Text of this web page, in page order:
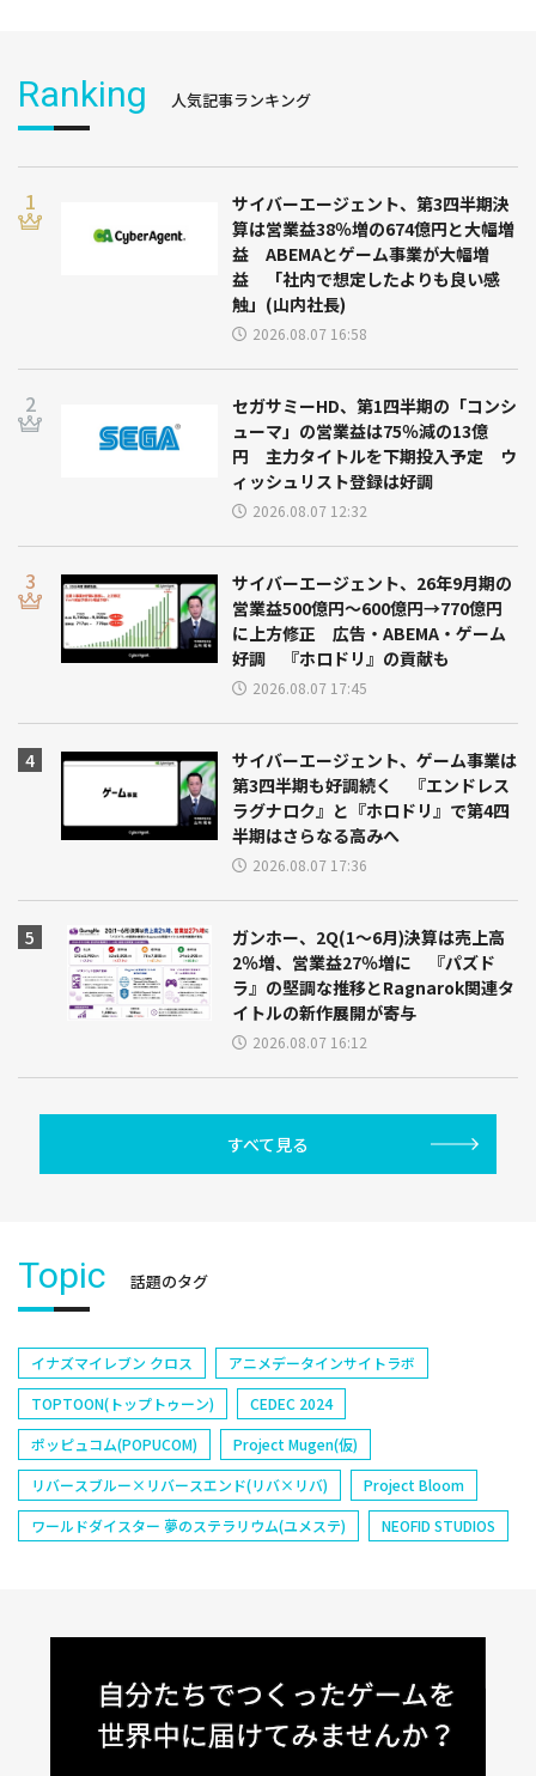
Ranking 人気記事ランキング
サイバーエージェント、第3四半期決
算は営業益38％増の674億円と大幅増
益 ABEMAとゲーム事業が大幅増
益 「社内で想定したよりも良い感
触」(山内社長)
2026.08.07 16:58
セガサミーHD、第1四半期の「コンシ
ューマ」の営業益は75％減の13億
円 主力タイトルを下期投入予定 ウ
ィッシュリスト登録は好調
2026.08.07 12:32
サイバーエージェント、26年9月期の
営業益500億円～600億円→770億円
に上方修正 広告・ABEMA・ゲーム
好調 『ホロドリ』の貢献も
2026.08.07 17:45
サイバーエージェント、ゲーム事業は
第3四半期も好調続く 『エンドレス
ラグナロク』と『ホロドリ』で第4四
半期はさらなる高みへ
2026.08.07 17:36
ガンホー、2Q(1～6月)決算は売上高
2％増、営業益27％増に 『パズド
ラ』の堅調な推移とRagnarok関連タ
イトルの新作展開が寄与
2026.08.07 16:12
すべて見る
Topic 話題のタグ
イナズマイレブン クロス
アニメデータインサイトラボ
TOPTOON(トップトゥーン)
CEDEC 2024
ポッピュコム(POPUCOM)
Project Mugen(仮)
リバースブルー×リバースエンド(リバ×リバ)
Project Bloom
ワールドダイスター 夢のステラリウム(ユメステ)
NEOFID STUDIOS